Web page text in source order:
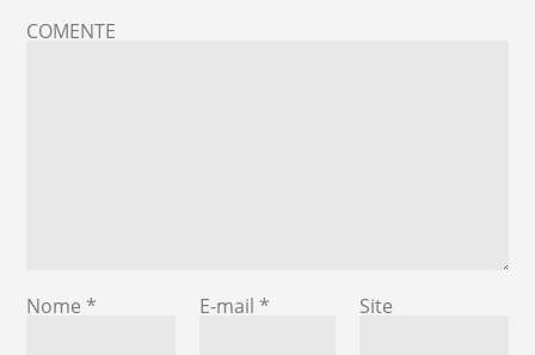
COMENTE
Nome * E-mail * Site